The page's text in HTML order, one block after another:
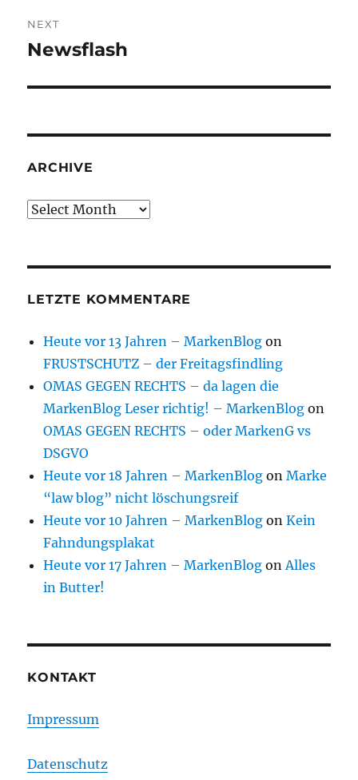
NEXT
Next
Newsflash
ARCHIVE
Archive
LETZTE KOMMENTARE
Heute vor 13 Jahren – MarkenBlog on
FRUSTSCHUTZ – der Freitagsfindling
OMAS GEGEN RECHTS – da lagen die
MarkenBlog Leser richtig! – MarkenBlog on
OMAS GEGEN RECHTS – oder MarkenG vs
DSGVO
Heute vor 18 Jahren – MarkenBlog onMarke
“law blog” nicht löschungsreif
Heute vor 10 Jahren – MarkenBlog onKein
Fahndungsplakat
Heute vor 17 Jahren – MarkenBlog on Alles
in Butter!
KONTAKT
Impressum
Datenschutz